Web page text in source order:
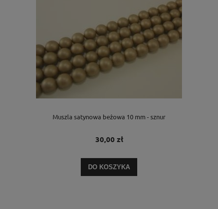
Muszla satynowa beżowa 10 mm - sznur
30,00 zł
DO KOSZYKA